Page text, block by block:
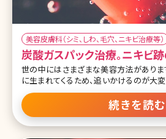
美容皮膚科（シミ、しわ、毛穴、ニキビ治療等）
炭酸ガスパック治療。ニキビ
世の中にはさまざまな美容方法がありま
に生まれてくるため、追いかけるのが大変
本当に効果があるのかわからなくなってき
そのなかから、「炭酸ガスパック」を取り
跡を始め、美肌やアンチエイジングのた
ます。 目次 1.炭酸とはいったいどういうものか 2.炭酸ガスパックのも
続きを読む